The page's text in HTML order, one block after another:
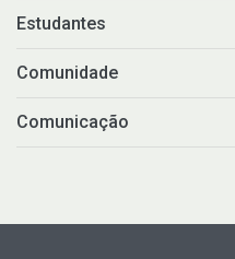
Estudantes
Comunidade
Comunicação